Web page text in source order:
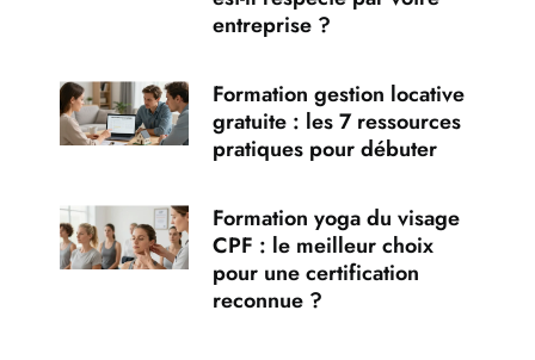
entreprise ?
Formation gestion locative
gratuite : les 7 ressources
pratiques pour débuter
Formation yoga du visage
CPF : le meilleur choix
pour une certification
reconnue ?